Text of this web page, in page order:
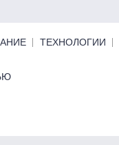
ТЕХНОЛОГИИ